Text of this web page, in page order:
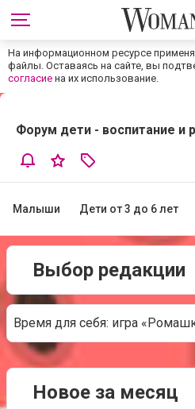
На информационном ресурсе
файлы. Оставаясь на сайте, вы
согласие на их использование.
Форум дети - воспитание и
Малыши Дети от 3 до 6 лет
Выбор редакции
Время для себя: игра
Новое за месяц